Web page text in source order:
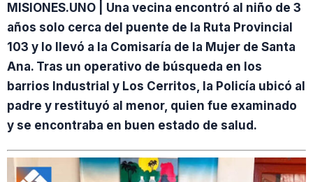
MISIONES.UNO | Una vecina encontró al niño de 3
años solo cerca del puente de la Ruta Provincial
103 y lo llevó a la Comisaría de la Mujer de Santa
Ana. Tras un operativo de búsqueda en los
barrios Industrial y Los Cerritos, la Policía ubicó al
padre y restituyó al menor, quien fue examinado
y se encontraba en buen estado de salud.